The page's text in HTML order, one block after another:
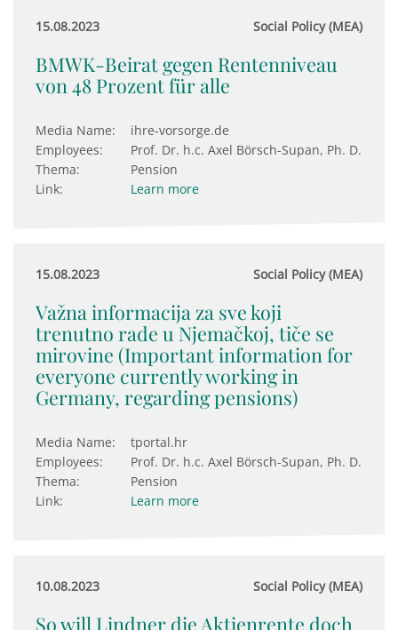
15.08.2023 Social Policy (MEA)
BMWK-Beirat gegen Rentenniveau
von 48 Prozent für alle
Media Name:
ihre-vorsorge.de
Employees:
Prof. Dr. h.c. Axel Börsch-Supan, Ph. D.
Thema:
Pension
Link:
Learn more
15.08.2023 Social Policy (MEA)
Važna informacija za sve koji
trenutno rade u Njemačkoj, tiče se
mirovine (Important information for
everyone currently working in
Germany, regarding pensions)
Media Name:
tportal.hr
Employees:
Prof. Dr. h.c. Axel Börsch-Supan, Ph. D.
Thema:
Pension
Link:
Learn more
10.08.2023 Social Policy (MEA)
So will Lindner die Aktienrente doch